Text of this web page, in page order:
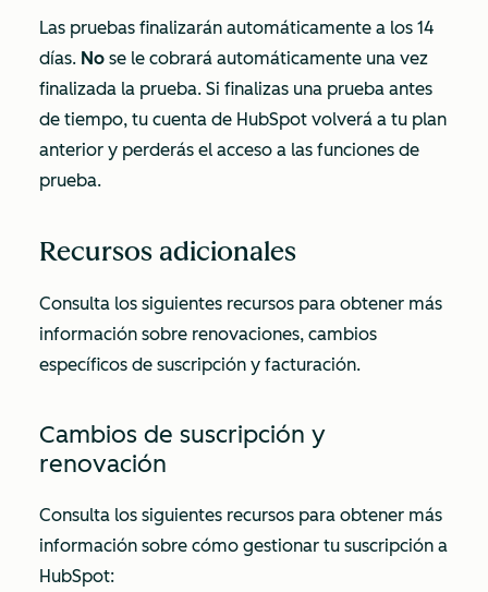
Las pruebas finalizarán automáticamente a los 14
días. No se le cobrará automáticamente una vez
finalizada la prueba. Si finalizas una prueba antes
de tiempo, tu cuenta de HubSpot volverá a tu plan
anterior y perderás el acceso a las funciones de
prueba.
Recursos adicionales
Consulta los siguientes recursos para obtener más
información sobre renovaciones, cambios
específicos de suscripción y facturación.
Cambios de suscripción y
renovación
Consulta los siguientes recursos para obtener más
información sobre cómo gestionar tu suscripción a
HubSpot: